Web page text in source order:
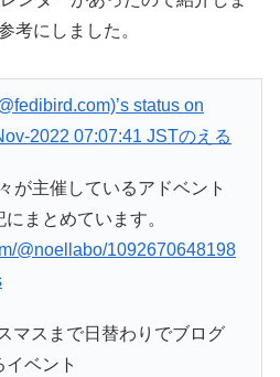
考にしました。
status on
2022 07:07:41 JSTのえる
が主催しているアドベント
まとめています。
@noellabo/1092670648198
マスまで日替わりでブログ
ベント